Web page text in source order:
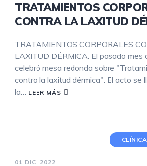
TRATAMIENTOS
CONTRA LA LAXITUD
TRATAMIENTOS CORPORALES
LAXITUD DÉRMICA. El pasado mes
celebró mesa redonda sobre
contra la laxitud dérmica". El acto se
la… LEER MÁS
01 DIC, 2022